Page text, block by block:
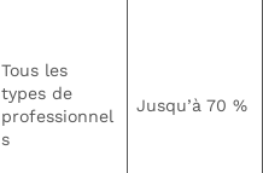
Tous les
types de
professionnel
s
Jusqu’à 70 %